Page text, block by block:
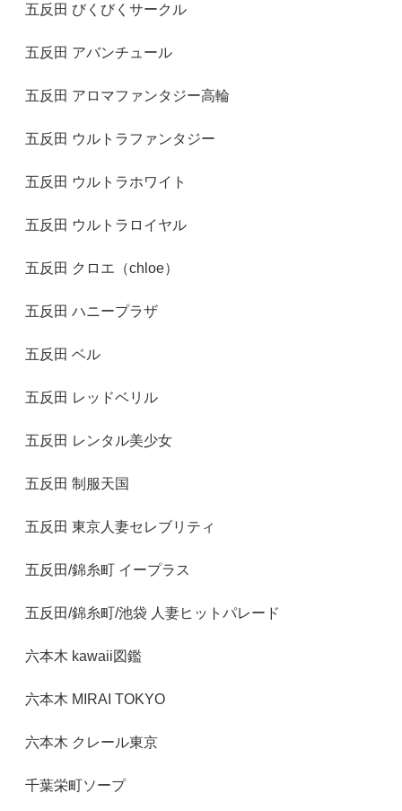
五反田 びくびくサークル
五反田 アバンチュール
五反田 アロマファンタジー高輪
五反田 ウルトラファンタジー
五反田 ウルトラホワイト
五反田 ウルトラロイヤル
五反田 クロエ（chloe）
五反田 ハニープラザ
五反田 ベル
五反田 レッドベリル
五反田 レンタル美少女
五反田 制服天国
五反田 東京人妻セレブリティ
五反田/錦糸町 イープラス
五反田/錦糸町/池袋 人妻ヒットパレード
六本木 kawaii図鑑
六本木 MIRAI TOKYO
六本木 クレール東京
千葉栄町ソープ